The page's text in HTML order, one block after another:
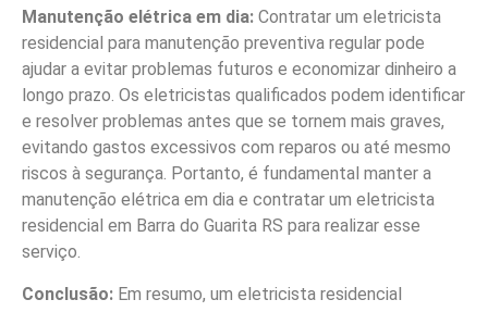
Manutenção elétrica em dia: Contratar um eletricista
residencial para manutenção preventiva regular pode
ajudar a evitar problemas futuros e economizar dinheiro a
longo prazo. Os eletricistas qualificados podem identificar
e resolver problemas antes que se tornem mais graves,
evitando gastos excessivos com reparos ou até mesmo
riscos à segurança. Portanto, é fundamental manter a
manutenção elétrica em dia e contratar um eletricista
residencial em Barra do Guarita RS para realizar esse
serviço.
Conclusão: Em resumo, um eletricista residencial